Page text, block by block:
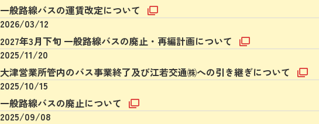
一般路線バスの運賃改定について
2026/03/12
2027年3月下旬 一般路線バスの廃止・再編計画について
2025/11/20
大津営業所管内のバス事業終了及び江若交通㈱への引き継ぎについて
2025/10/15
一般路線バスの廃止について
2025/09/08